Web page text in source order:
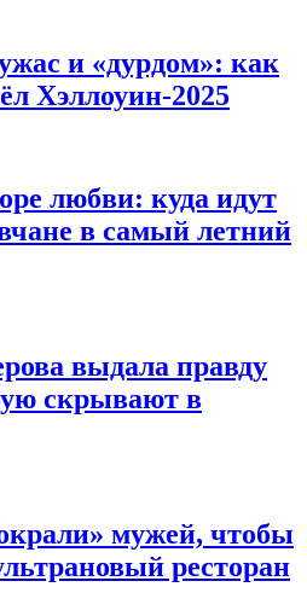
и «дурдом»: как
Хэллоуин-2025
любви: куда идут
в самый летний
выдала правду
скрывают в
мужей, чтобы
ресторан